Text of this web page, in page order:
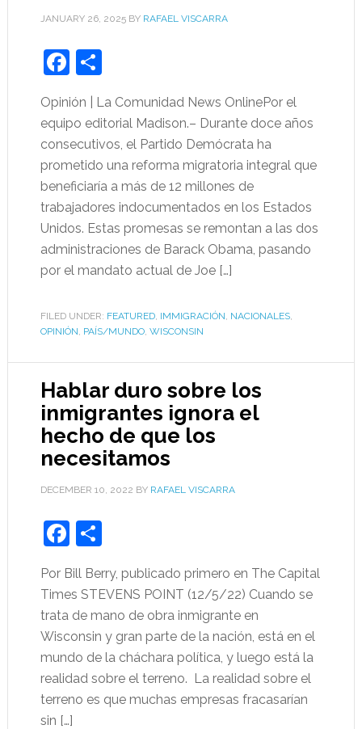
JANUARY 26, 2025BY RAFAEL VISCARRA
Facebook
Share
Opinión | La Comunidad News OnlinePor el
equipo editorial Madison.– Durante doce años
consecutivos, el Partido Demócrata ha
prometido una reforma migratoria integral que
beneficiaría a más de 12 millones de
trabajadores indocumentados en los Estados
Unidos. Estas promesas se remontan a las dos
administraciones de Barack Obama, pasando
por el mandato actual de Joe […]
FILED UNDER: FEATURED, IMMIGRACIÓN, NACIONALES,
OPINIÓN, PAÍS/MUNDO, WISCONSIN
Hablar duro sobre los
inmigrantes ignora el
hecho de que los
necesitamos
DECEMBER 10, 2022 BY RAFAEL VISCARRA
Facebook
Share
Por Bill Berry, publicado primero en The Capital
Times STEVENS POINT (12/5/22) Cuando se
trata de mano de obra inmigrante en
Wisconsin y gran parte de la nación, está en el
mundo de la cháchara política, y luego está la
realidad sobre el terreno. La realidad sobre el
terreno es que muchas empresas fracasarían
sin […]